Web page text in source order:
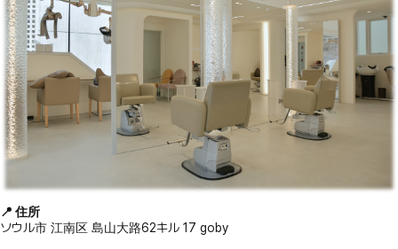
📍 住所
ソウル市 江南区 島山大路62キル 17 goby